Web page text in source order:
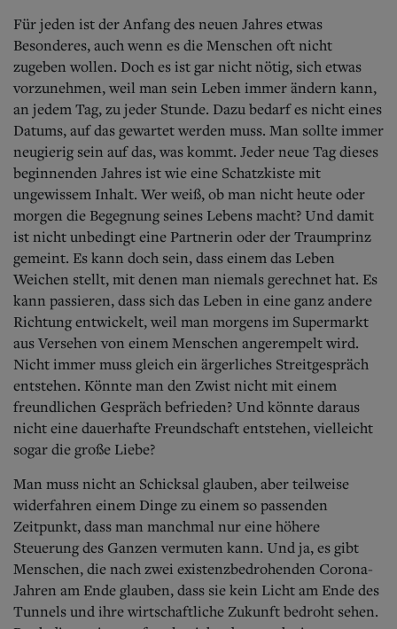
Für jeden ist der Anfang des neuen Jahres etwas
Besonderes, auch wenn es die Menschen oft nicht
zugeben wollen. Doch es ist gar nicht nötig, sich etwas
vorzunehmen, weil man sein Leben immer ändern kann,
an jedem Tag, zu jeder Stunde. Dazu bedarf es nicht eines
Datums, auf das gewartet werden muss. Man sollte immer
neugierig sein auf das, was kommt. Jeder neue Tag dieses
beginnenden Jahres ist wie eine Schatzkiste mit
ungewissem Inhalt. Wer weiß, ob man nicht heute oder
morgen die Begegnung seines Lebens macht? Und damit
ist nicht unbedingt eine Partnerin oder der Traumprinz
gemeint. Es kann doch sein, dass einem das Leben
Weichen stellt, mit denen man niemals gerechnet hat. Es
kann passieren, dass sich das Leben in eine ganz andere
Richtung entwickelt, weil man morgens im Supermarkt
aus Versehen von einem Menschen angerempelt wird.
Nicht immer muss gleich ein ärgerliches Streitgespräch
entstehen. Könnte man den Zwist nicht mit einem
freundlichen Gespräch befrieden? Und könnte daraus
nicht eine dauerhafte Freundschaft entstehen, vielleicht
sogar die große Liebe?
Man muss nicht an Schicksal glauben, aber teilweise
widerfahren einem Dinge zu einem so passenden
Zeitpunkt, dass man manchmal nur eine höhere
Steuerung des Ganzen vermuten kann. Und ja, es gibt
Menschen, die nach zwei existenzbedrohenden Corona-
Jahren am Ende glauben, dass sie kein Licht am Ende des
Tunnels und ihre wirtschaftliche Zukunft bedroht sehen.